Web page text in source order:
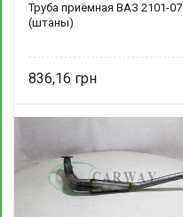
Труба приёмная ВАЗ 2101-07
(штаны)
836,16